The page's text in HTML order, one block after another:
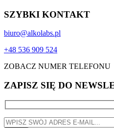
SZYBKI KONTAKT
biuro@alkolabs.pl
+48 536 909 524
ZOBACZ NUMER TELEFONU
ZAPISZ SIĘ DO